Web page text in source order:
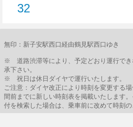
32
無印：新子安駅西口経由鶴見駅西口ゆき
※ 道路渋滞等により、予定どおり運行でき
承下さい。
※ 祝日は休日ダイヤで運行いたします。
ご注意：ダイヤ改正により時刻を変更する
間前までに新しい時刻表を掲載いたします
付を検索した場合は、乗車前に改めて時刻の